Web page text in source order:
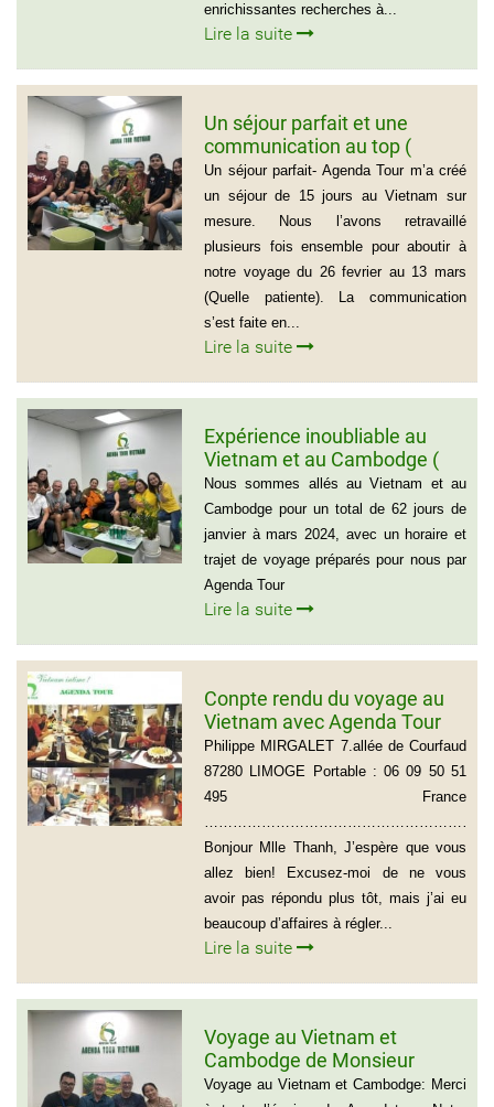
enrichissantes recherches à...
Lire la suite
Un séjour parfait et une
communication au top (
Groupe de la famille de Mr
PASCAL CESCON)
Un séjour parfait- Agenda Tour m’a créé
un séjour de 15 jours au Vietnam sur
mesure. Nous l’avons retravaillé
plusieurs fois ensemble pour aboutir à
notre voyage du 26 fevrier au 13 mars
(Quelle patiente). La communication
s’est faite en...
Lire la suite
Expérience inoubliable au
Vietnam et au Cambodge (
Groupe de monsieur Jean
Pierre Lapointe)
Nous sommes allés au Vietnam et au
Cambodge pour un total de 62 jours de
janvier à mars 2024, avec un horaire et
trajet de voyage préparés pour nous par
Agenda Tour
Lire la suite
Conpte rendu du voyage au
Vietnam avec Agenda Tour
du groupe de Mr Philippe
MIRGALET (15 personnes)
Philippe MIRGALET 7.allée de Courfaud
87280 LIMOGE Portable : 06 09 50 51
495 France
Bonjour Mlle Thanh, J’espère que vous
allez bien! Excusez-moi de ne vous
avoir pas répondu plus tôt, mais j’ai eu
beaucoup d’affaires à régler...
Lire la suite
Voyage au Vietnam et
Cambodge de Monsieur
Sylvain Forest
Voyage au Vietnam et Cambodge: Merci